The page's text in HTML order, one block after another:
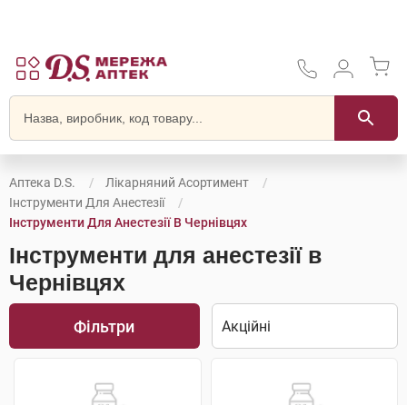
Аптека D.S.
Лікарняний Асортимент
Інструменти Для Анестезії
Інструменти Для Анестезії В Чернівцях
Інструменти для анестезії в
Чернівцях
Фільтри